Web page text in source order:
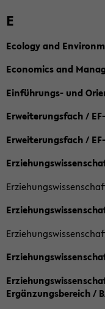
E
Ecology and
Economics and
Einführungs- und
Erweiterungsfach /
Erweiterungsfach /
Ergänzungsbereich /